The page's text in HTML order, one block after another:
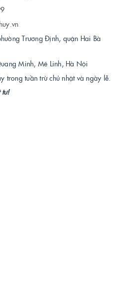
Trương Định, quận Hai Bà
Minh, Mê Linh, Hà Nội
trong tuần trừ chủ nhật và ngày lễ.